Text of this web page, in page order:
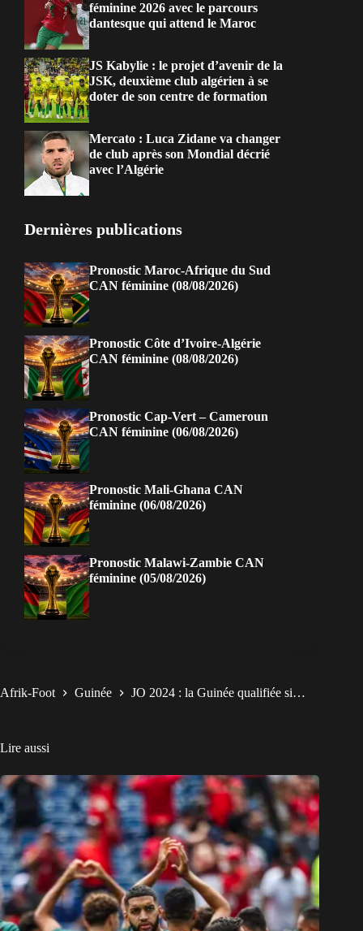
féminine 2026 avec le parcours
dantesque qui attend le Maroc
JS Kabylie : le projet d’avenir de la
JSK, deuxième club algérien à se
doter de son centre de formation
Mercato : Luca Zidane va changer
de club après son Mondial décrié
avec l’Algérie
Dernières publications
Pronostic Maroc-Afrique du Sud
CAN féminine (08/08/2026)
Pronostic Côte d’Ivoire-Algérie
CAN féminine (08/08/2026)
Pronostic Cap-Vert – Cameroun
CAN féminine (06/08/2026)
Pronostic Mali-Ghana CAN
féminine (06/08/2026)
Pronostic Malawi-Zambie CAN
féminine (05/08/2026)
Afrik-Foot Guinée JO 2024 : la Guinée qualifiée si…
Lire aussi